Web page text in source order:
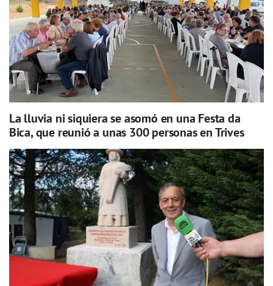
La lluvia ni siquiera se asomó en una Festa da
Bica, que reunió a unas 300 personas en Trives